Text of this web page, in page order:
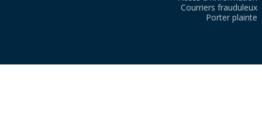
Courriers frauduleux
Porter plainte